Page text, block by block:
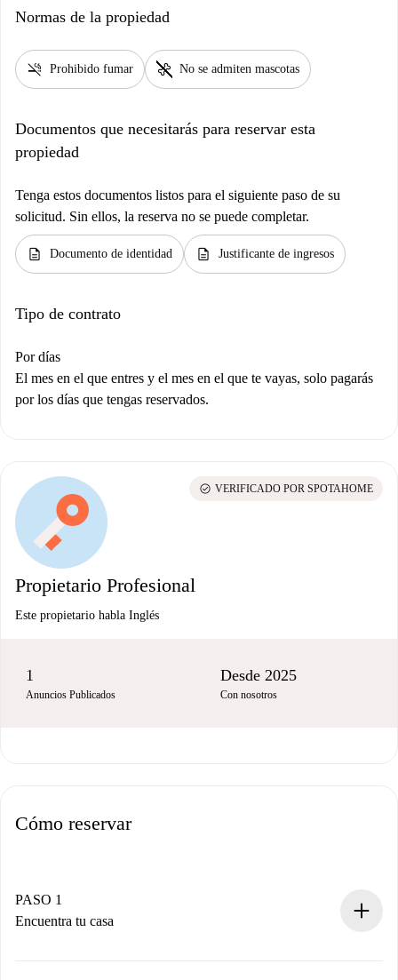
Normas de la propiedad
smoke_free Prohibido fumar pet_supplies No se admiten mascotas
Documentos que necesitarás para reservar esta
propiedad
Tenga estos documentos listos para el siguiente paso de su
solicitud. Sin ellos, la reserva no se puede completar.
description Documento de identidad description Justificante de ingresos
Tipo de contrato
Por días
El mes en el que entres y el mes en el que te vayas, solo pagarás
por los días que tengas reservados.
Propietario Profesional
Este propietario habla Inglés
check_circle VERIFICADO POR SPOTAHOME
1
Anuncios Publicados
Desde 2025
Con nosotros
Cómo reservar
PASO 1
Encuentra tu casa